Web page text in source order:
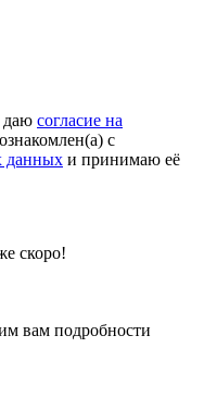
даю согласие на
с
данных и принимаю её
скоро!
вам подробности